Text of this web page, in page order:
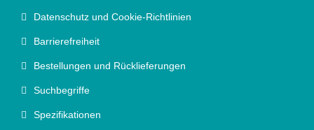
Datenschutz und Cookie-Richtlinien
Barrierefreiheit
Bestellungen und Rücklieferungen
Suchbegriffe
Spezifikationen